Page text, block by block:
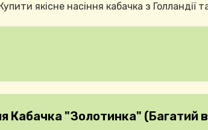
якісне насіння кабачка з Голландії
Кабачка "Золотинка" (Багатий